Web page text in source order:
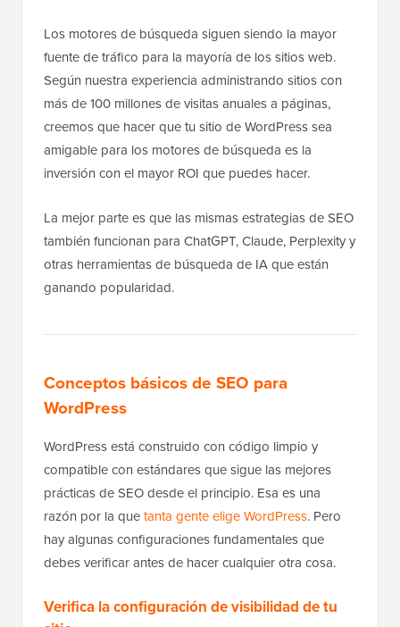
Los motores de búsqueda siguen siendo la mayor
fuente de tráfico para la mayoría de los sitios web.
Según nuestra experiencia administrando sitios con
más de 100 millones de visitas anuales a páginas,
creemos que hacer que tu sitio de WordPress sea
amigable para los motores de búsqueda es la
inversión con el mayor ROI que puedes hacer.
La mejor parte es que las mismas estrategias de SEO
también funcionan para ChatGPT, Claude, Perplexity y
otras herramientas de búsqueda de IA que están
ganando popularidad.
Conceptos básicos de SEO para
WordPress
WordPress está construido con código limpio y
compatible con estándares que sigue las mejores
prácticas de SEO desde el principio. Esa es una
razón por la quetanta gente elige WordPress. Pero
hay algunas configuraciones fundamentales que
debes verificar antes de hacer cualquier otra cosa.
Verifica la configuración de visibilidad de tu